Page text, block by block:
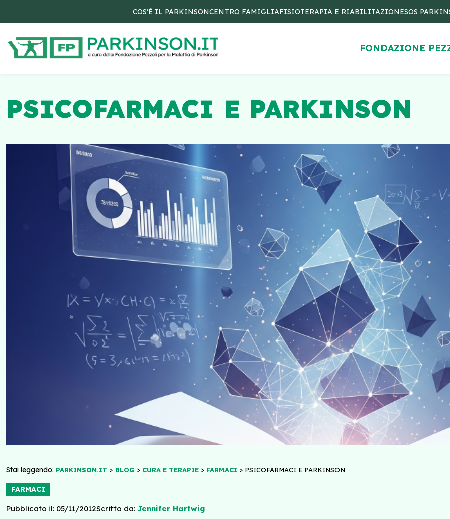
COS’È IL PARKINSONCENTRO FAMIGLIAFISIOTERAPIA E RIABILITAZIONESOS
FONDAZIONE
PSICOFARMACI E PARKINSON
Stai leggendo: PARKINSON.IT > BLOG > CURA E TERAPIE > FARMACI > PSICOFARMACI E PARKINSON
FARMACI
Pubblicato il: 05/11/2012Scritto da: Jennifer Hartwig